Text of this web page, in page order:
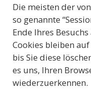
Die meisten der
so genannte
Ende Ihres
Cookies bleiben
bis Sie diese
es uns, Ihren
wiederzuerkennen.